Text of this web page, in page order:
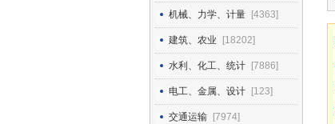
机械、力学、计量 [4363]
建筑、农业 [18202]
水利、化工、统计 [7886]
电工、金属、设计 [123]
交通运输 [7974]